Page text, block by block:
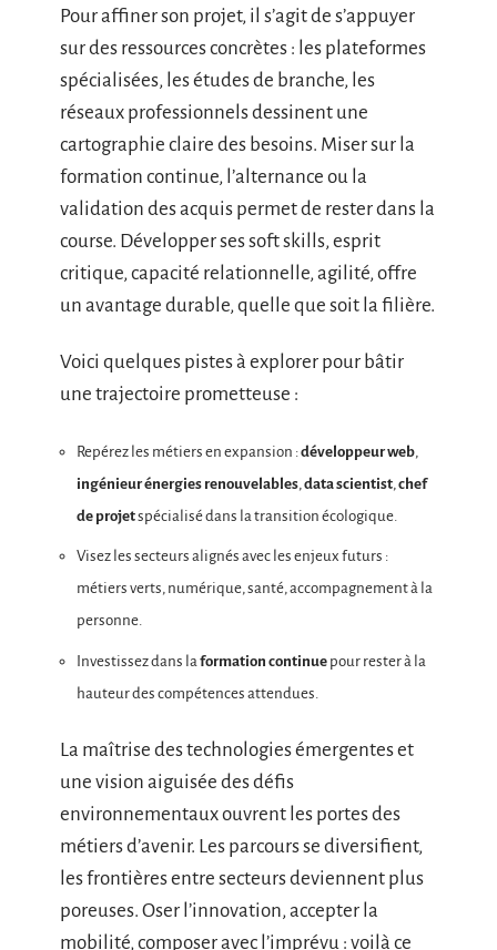
Pour affiner son projet, il s’agit de s’appuyer
sur des ressources concrètes : les plateformes
spécialisées, les études de branche, les
réseaux professionnels dessinent une
cartographie claire des besoins. Miser sur la
formation continue, l’alternance ou la
validation des acquis permet de rester dans la
course. Développer ses soft skills, esprit
critique, capacité relationnelle, agilité, offre
un avantage durable, quelle que soit la filière.
Voici quelques pistes à explorer pour bâtir
une trajectoire prometteuse :
Repérez les métiers en expansion :développeur web,
ingénieur énergies renouvelables, data scientist, chef
de projetspécialisé dans la transition écologique.
Visez les secteurs alignés avec les enjeux futurs :
métiers verts, numérique, santé, accompagnement à la
personne.
Investissez dans la formation continue pour rester à la
hauteur des compétences attendues.
La maîtrise des technologies émergentes et
une vision aiguisée des défis
environnementaux ouvrent les portes des
métiers d’avenir. Les parcours se diversifient,
les frontières entre secteurs deviennent plus
poreuses. Oser l’innovation, accepter la
mobilité, composer avec l’imprévu : voilà ce